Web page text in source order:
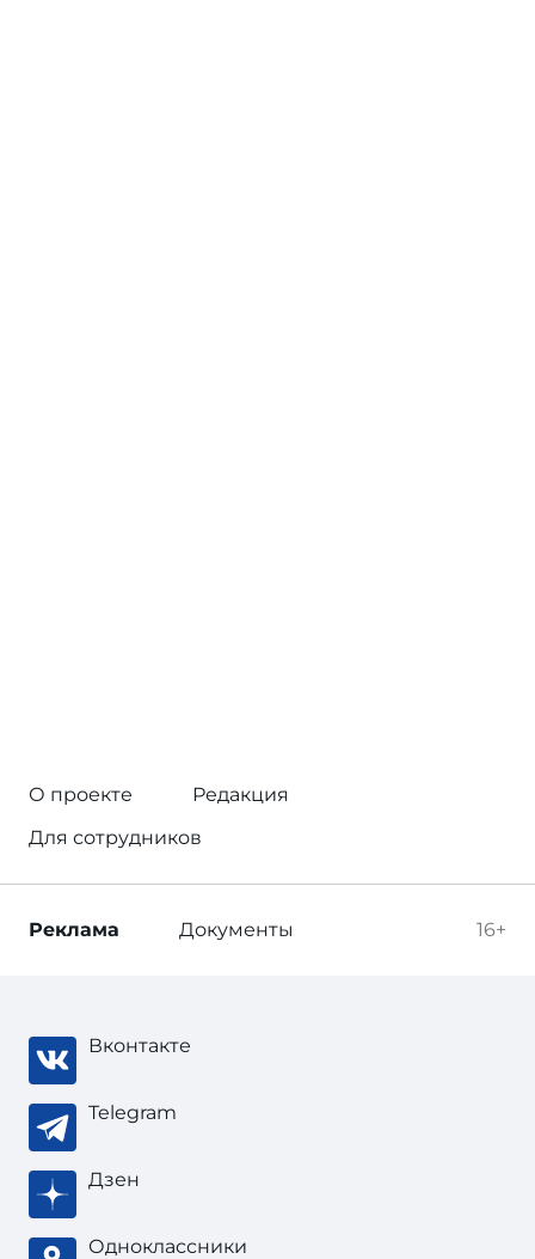
О проекте
Редакция
Для сотрудников
16+
Реклама Документы
Вконтакте
Telegram
Дзен
Одноклассники